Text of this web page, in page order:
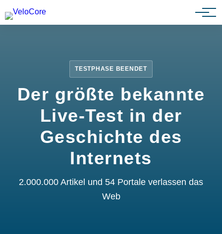
Partnerprogramm
TESTPHASE BEENDET
Der größte bekannte
Live-Test in der
Geschichte des
Internets
2.000.000 Artikel und 54 Portale verlassen das
Web